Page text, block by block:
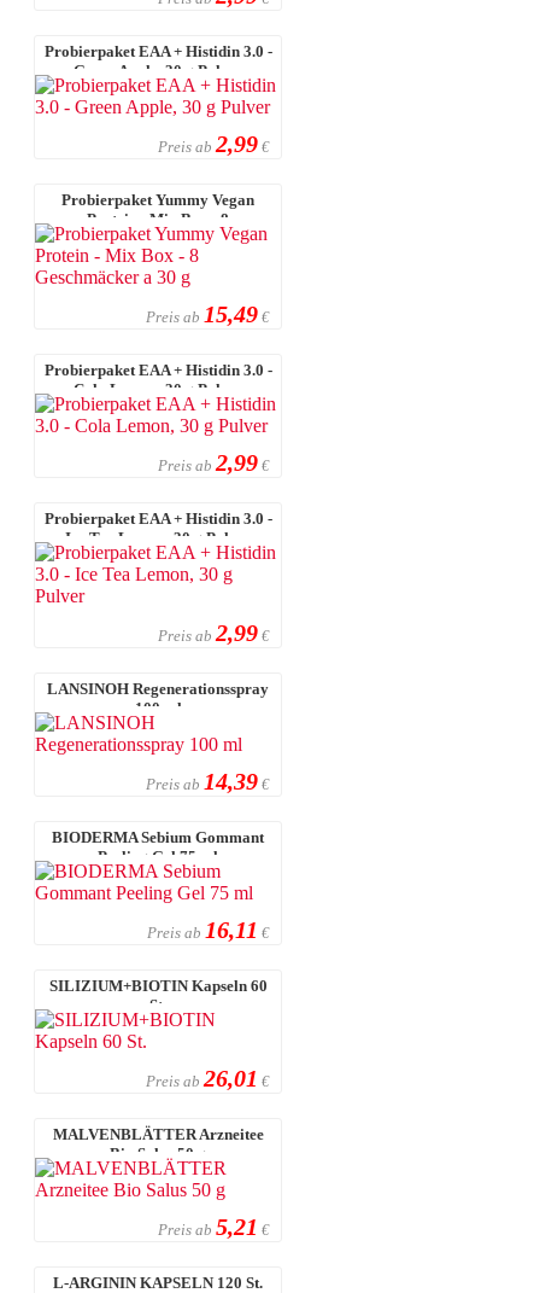
Probierpaket EAA + Histidin 3.0 -
Green Apple, 30 g Pulver
Preis ab 2,99 €
Probierpaket Yummy Vegan
Protein - Mix Box - 8
Geschmäcker a 30 ...
Preis ab 15,49 €
Probierpaket EAA + Histidin 3.0 -
Cola Lemon, 30 g Pulver
Preis ab 2,99 €
Probierpaket EAA + Histidin 3.0 -
Ice Tea Lemon, 30 g Pulver
Preis ab 2,99 €
LANSINOH Regenerationsspray
100 ml
Preis ab 14,39 €
BIODERMA Sebium Gommant
Peeling Gel 75 ml
Preis ab 16,11 €
SILIZIUM+BIOTIN Kapseln 60
St.
Preis ab 26,01 €
MALVENBLÄTTER Arzneitee
Bio Salus 50 g
Preis ab 5,21 €
L-ARGININ KAPSELN 120 St.